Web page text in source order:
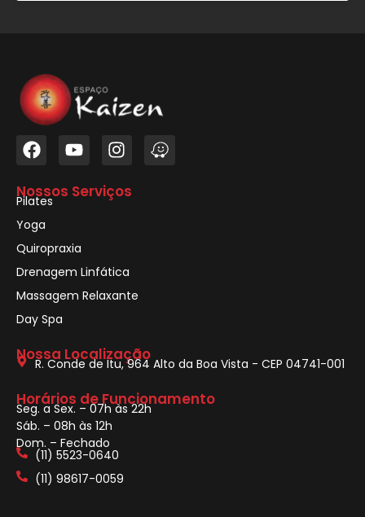
Nossos Serviços
Pilates
Yoga
Quiropraxia
Drenagem Linfática
Massagem Relaxante
Day Spa
Nossa Localização
R. Conde de Itu, 964 Alto da Boa Vista - CEP 04741-001
Horários de Funcionamento
Seg. a Sex. – 07h às 22h
Sáb. – 08h às 12h
Dom. – Fechado
(11) 5523-0640
(11) 98617-0059